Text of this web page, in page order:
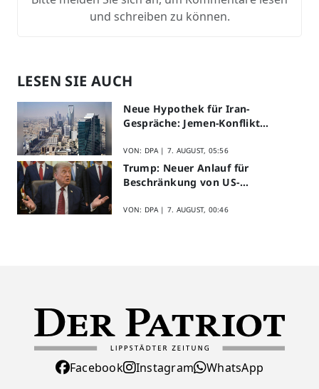
und schreiben zu können.
LESEN SIE AUCH
Neue Hypothek für Iran-
Gespräche: Jemen-Konflikt
VON: DPA | 7. AUGUST, 05:56
Trump: Neuer Anlauf für
Beschränkung von US-
VON: DPA | 7. AUGUST, 00:46
Facebook Instagram WhatsApp